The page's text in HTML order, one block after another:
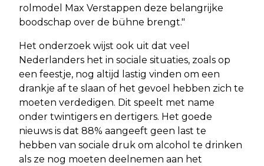
rolmodel Max Verstappen deze belangrijke
boodschap over de bühne brengt."
Het onderzoek wijst ook uit dat veel
Nederlanders het in sociale situaties, zoals op
een feestje, nog altijd lastig vinden om een
drankje af te slaan of het gevoel hebben zich te
moeten verdedigen. Dit speelt met name
onder twintigers en dertigers. Het goede
nieuws is dat 88% aangeeft geen last te
hebben van sociale druk om alcohol te drinken
als ze nog moeten deelnemen aan het